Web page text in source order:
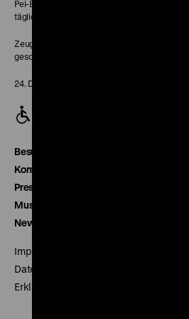
Pei-Bau:
täglich 10-18 Uhr
Zeughaus:
geschlossen
24. Dezember geschlossen
Besucherservice
Kontakt
Presse
Museumsverein
Newsletter
Impressum
Datenschutz
Erklärung digitale Barrierefreiheit